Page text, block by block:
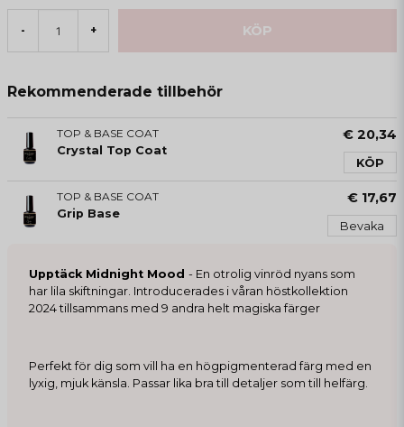
- + KÖP
Rekommenderade tillbehör
TOP & BASE COAT
Crystal Top Coat
€ 20,34
KÖP
TOP & BASE COAT
Grip Base
€ 17,67
Bevaka
Upptäck Midnight Mood - En otrolig vinröd nyans som
har lila skiftningar. Introducerades i våran höstkollektion
2024 tillsammans med 9 andra helt magiska färger
Perfekt för dig som vill ha en högpigmenterad färg med en
lyxig, mjuk känsla. Passar lika bra till detaljer som till helfärg.